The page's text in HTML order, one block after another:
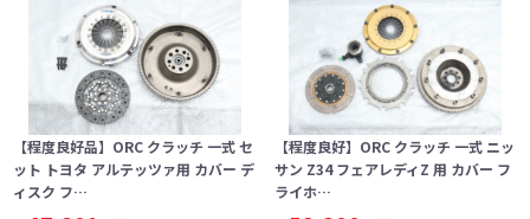
【程度良好品】ORC クラッチ 一式 セ
ット トヨタ アルテッツァ用 カバー デ
ィスク フ…
【程度良好】ORC クラッチ 一式 ニッ
サン Z34 フェアレディZ 用 カバー フ
ライホ…